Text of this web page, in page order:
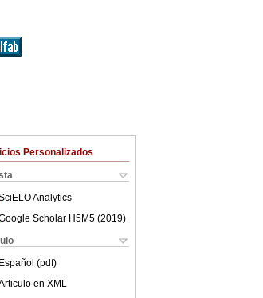
Personalizados
Analytics
Scholar H5M5 (2019)
Español (pdf)
en XML